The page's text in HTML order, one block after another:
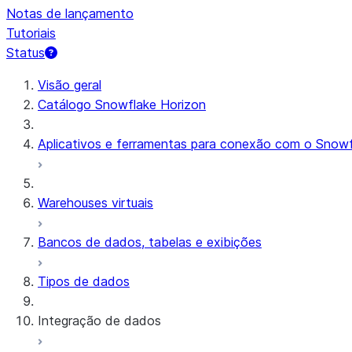
Notas de lançamento
Tutoriais
Status
Visão geral
Catálogo Snowflake Horizon
Aplicativos e ferramentas para conexão com o
Warehouses virtuais
Bancos de dados, tabelas e exibições
Tipos de dados
Integração de dados